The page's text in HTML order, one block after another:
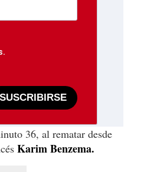
SUSCRIBIRSE
36, al rematar desde
Karim Benzema.